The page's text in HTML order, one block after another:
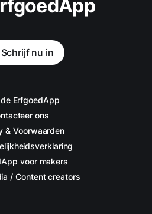
Schrijf nu in
ErfgoedApp
ons
& Voorwaarden
voor makers
/ Content creators